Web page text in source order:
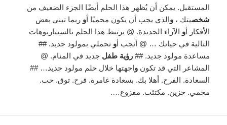
المستقبل. يمكن أن يُظهر هذا الحلم أيضًا الجزء الضعيف من
شخصيتك ،والذي يجب أن يكون محميًا أو ربما تبني بعض
الأفكار أو الآراء الجديدة. @ يرتبط هذا الحلم بالسيناريوهات
التالية في حياتك … @ أنجب أو تحملي بمولود جديد. ##
مساعدة مولود جديد. ##رؤية طفل جديد في المنام. @
المشاعر التي قد تكونواجهتها خلال حلم مولود جديد… ##
السعادة. الفرح. أهلا بك. بسعادة غامرة. فرح. توق. حب.
محمي. حزين. مكتئب. مفزوع….